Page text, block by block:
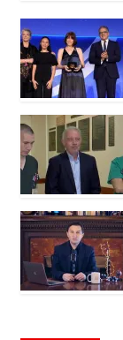
e
b
o
o
k